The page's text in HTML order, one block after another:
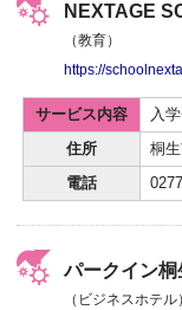
NEXTAGE
（教育）
https://
サービス内容 入
住所 桐
電話
パークイン桐
（ビジネスホテル